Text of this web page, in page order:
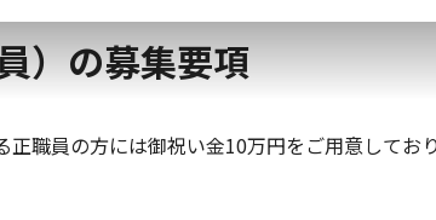
）の募集要項
職員の方には御祝い金10万円をご用意してお